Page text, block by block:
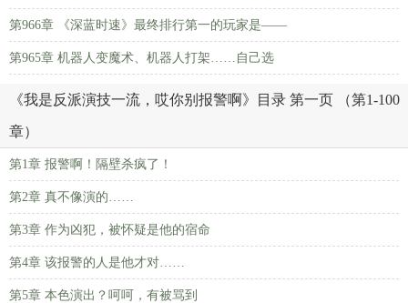
第966章 《深蓝时速》最终排行第一的玩家是——
第965章 机器人变魔术、机器人打架……自己选
《我是反派演技一流，哎你别报警啊》目录 第一页 （第1-100
章）
第1章 报警啊！隔壁杀疯了！
第2章 真不像演的……
第3章 作为凶犯，被怀疑是他的宿命
第4章 该报警的人是他才对……
第5章 本色演出？呵呵，有被骂到